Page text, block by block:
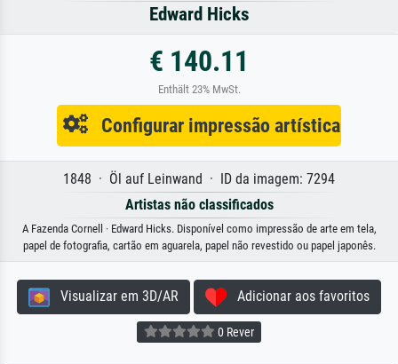
Edward Hicks
€ 140.11
Enthält 23% MwSt.
Configurar impressão artística
1848 · Öl auf Leinwand · ID da imagem: 7294
Artistas não classificados
A Fazenda Cornell · Edward Hicks. Disponível como impressão de arte em tela,
papel de fotografia, cartão em aguarela, papel não revestido ou papel japonês.
Visualizar em 3D/AR Adicionar aos favoritos
0 Rever